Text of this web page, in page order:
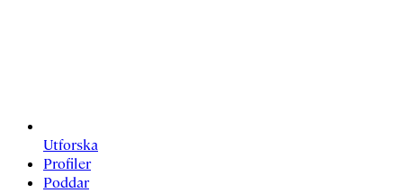
Utforska
Profiler
Poddar